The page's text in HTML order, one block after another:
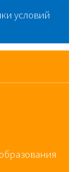
условий